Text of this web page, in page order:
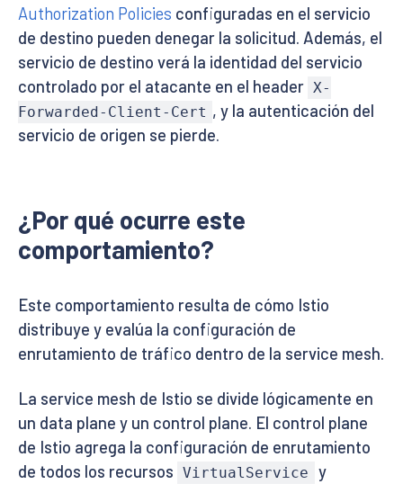
Authorization Policies configuradas en el servicio
de destino pueden denegar la solicitud. Además, el
servicio de destino verá la identidad del servicio
controlado por el atacante en el header X-
Forwarded-Client-Cert , y la autenticación del
servicio de origen se pierde.
¿Por qué ocurre este
comportamiento?
Este comportamiento resulta de cómo Istio
distribuye y evalúa la configuración de
enrutamiento de tráfico dentro de la service mesh.
La service mesh de Istio se divide lógicamente en
un data plane y un control plane. El control plane
de Istio agrega la configuración de enrutamiento
de todos los recursos VirtualService
y